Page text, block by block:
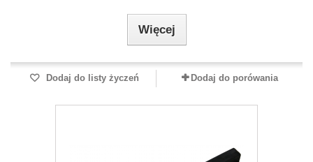
Więcej
Dodaj do listy życzeń Dodaj do porówania